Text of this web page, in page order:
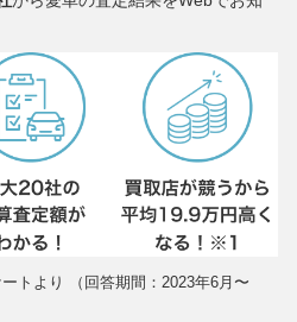
トより （回答期間：2023年6月〜